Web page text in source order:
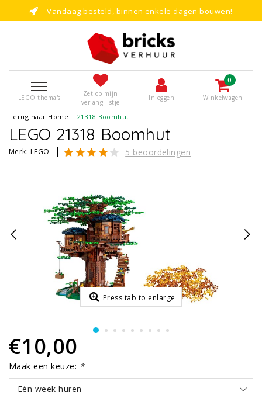
Vandaag besteld, binnen enkele dagen bouwen!
LEGO thema's
Zet op mijn
verlanglijstje
Inloggen
0
Winkelwagen
Terug naar Home | 21318 Boomhut
LEGO 21318 Boomhut
Merk: LEGO | 5 beoordelingen
Press tab to enlarge
€10,00
Maak een keuze: *
Eén week huren